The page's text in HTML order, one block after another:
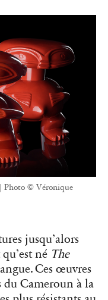
| Photo © Véronique
jusqu’alors
né The
Ces œuvres
du Cameroun à la